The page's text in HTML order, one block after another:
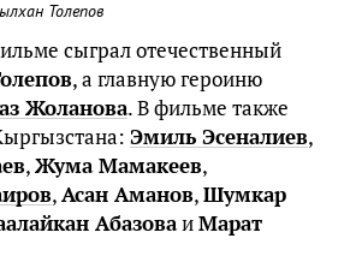
Толепов
сыграл отечественный
, а главную героиню
Жоланова. В фильме также
Эмиль Эсеналиев,
,Жума Мамакеев,
,Асан Аманов,Шумкар
АбазоваиМарат